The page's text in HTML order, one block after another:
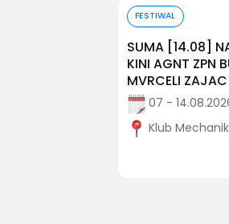
FESTIWAL
SUMA [14.08]
KINI AGNT ZPN
MVRCELI
07 -
Klub